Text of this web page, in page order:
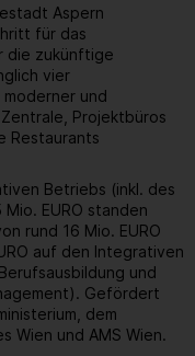
Aspern
für das
die zukünftige
vier
und
Projektbüros
Restaurants
Betriebs (inkl. des
EURO standen
rund 16 Mio. EURO
auf den Integrativen
und
Gefördert
dem
Wien und AMS Wien.